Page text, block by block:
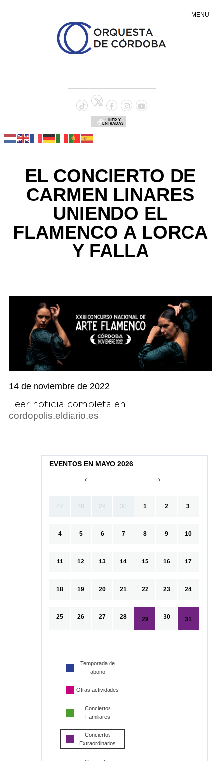
+ INFO Y
ENTRADAS
EL CONCIERTO DE
CARMEN LINARES
UNIENDO EL
FLAMENCO A LORCA
Y FALLA
14 de noviembre de 2022
Leer noticia completa en:
cordopolis.eldiario.es
EVENTOS EN MAYO 2026
27 28 29 30 1 2 3
4 5 6 7 8 9 10
11 12 13 14 15 16 17
18 19 20 21 22 23 24
25 26 27 28 29 30 31
Temporada de
abono
Otras actividades
Conciertos
Familiares
Conciertos
Extraordinarios
MENU